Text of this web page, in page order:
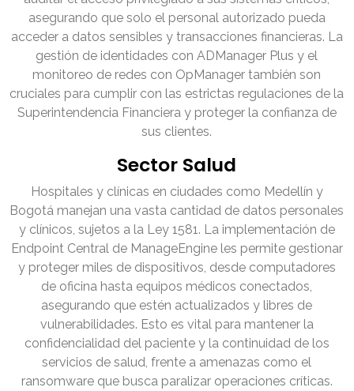
asegurando que solo el personal autorizado pueda
acceder a datos sensibles y transacciones financieras. La
gestión de identidades con ADManager Plus y el
monitoreo de redes con OpManager también son
cruciales para cumplir con las estrictas regulaciones de la
Superintendencia Financiera y proteger la confianza de
sus clientes.
Sector Salud
Hospitales y clínicas en ciudades como Medellín y
Bogotá manejan una vasta cantidad de datos personales
y clínicos, sujetos a la Ley 1581. La implementación de
Endpoint Central de ManageEngine les permite gestionar
y proteger miles de dispositivos, desde computadores
de oficina hasta equipos médicos conectados,
asegurando que estén actualizados y libres de
vulnerabilidades. Esto es vital para mantener la
confidencialidad del paciente y la continuidad de los
servicios de salud, frente a amenazas como el
ransomware que busca paralizar operaciones críticas.